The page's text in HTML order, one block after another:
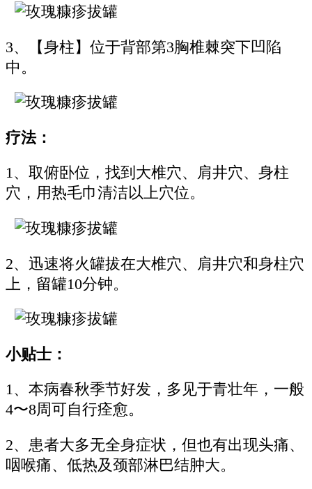
3、【身柱】位于背部第3胸椎棘突下凹陷
中。
疗法：
1、取俯卧位，找到大椎穴、肩井穴、身柱
穴，用热毛巾清洁以上穴位。
2、迅速将火罐拔在大椎穴、肩井穴和身柱穴
上，留罐10分钟。
小贴士：
1、本病春秋季节好发，多见于青壮年，一般
4〜8周可自行痊愈。
2、患者大多无全身症状，但也有出现头痛、
咽喉痛、低热及颈部淋巴结肿大。